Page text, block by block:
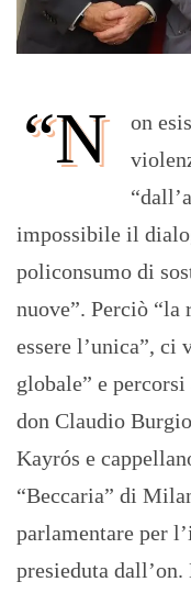
“N
on
impossibile il
policonsumo di
nuove”. Perciò “la
essere l’unica”, ci
globale” e
don Claudio
Kayrós e
“Beccaria” di
parlamentare per
presieduta